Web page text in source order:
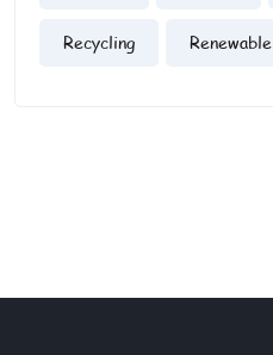
Recycling Renewable